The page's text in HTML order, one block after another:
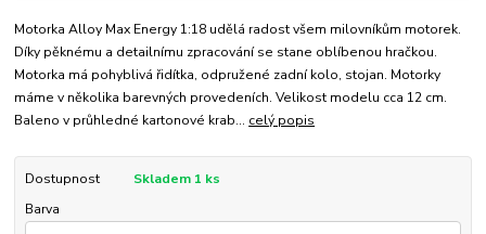
Motorka Alloy Max Energy 1:18 udělá radost všem milovníkům motorek.
Díky pěknému a detailnímu zpracování se stane oblíbenou hračkou.
Motorka má pohyblivá řidítka, odpružené zadní kolo, stojan. Motorky
máme v několika barevných provedeních. Velikost modelu cca 12 cm.
Baleno v průhledné kartonové krab... celý popis
Dostupnost
Skladem 1 ks
Barva